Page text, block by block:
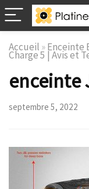
Accueil »Enceinte
Charge 5 | Avis et
enceinte
septembre 5, 2022